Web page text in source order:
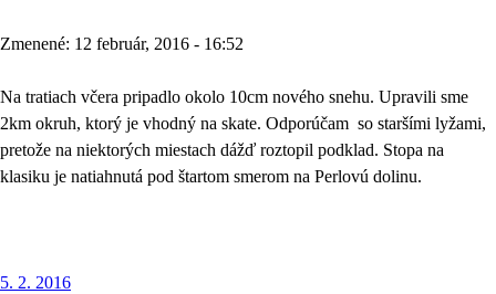
Zmenené: 12 február, 2016 - 16:52
Na tratiach včera pripadlo okolo 10cm nového snehu. Upravili sme
2km okruh, ktorý je vhodný na skate. Odporúčam so staršími lyžami,
pretože na niektorých miestach dážď roztopil podklad. Stopa na
klasiku je natiahnutá pod štartom smerom na Perlovú dolinu.
5. 2. 2016